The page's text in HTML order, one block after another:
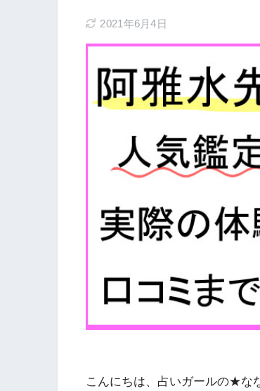
2021年6月4日
こんにちは、占いガールの★な